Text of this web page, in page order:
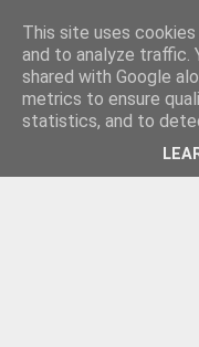
This site uses
and to analyze traffic.
shared with Google
metrics to ensure
statistics, and to